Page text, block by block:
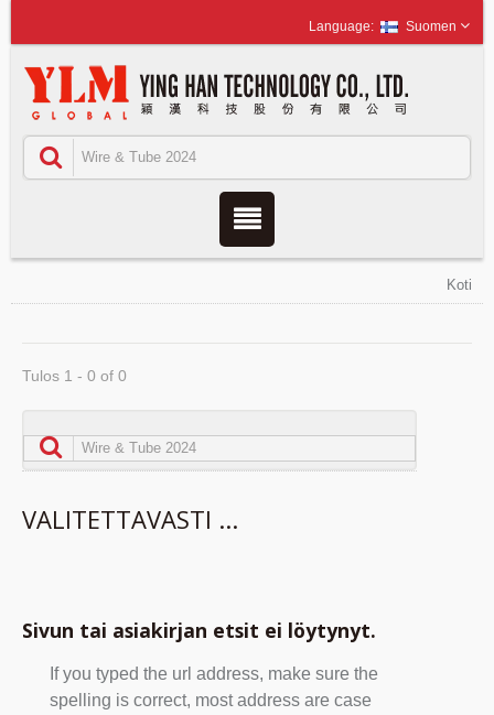
Suomen
Koti
Tulos 1 - 0 of 0
VALITETTAVASTI ...
Sivun tai asiakirjan etsit ei löytynyt.
If you typed the url address, make sure the
spelling is correct, most address are case